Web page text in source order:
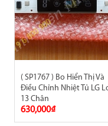
( SP1767 ) Bo Hiển Thị Và
Điều Chỉnh Nhiệt Tủ LG
13 Chân
630,000₫